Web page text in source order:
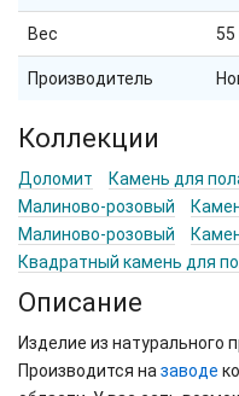
Вес 55
Производитель
Коллекции
Доломит Камень для
Малиново-розовый
Малиново-розовый
Квадратный камень для
Описание
Изделие из натурального
Производится на заводе